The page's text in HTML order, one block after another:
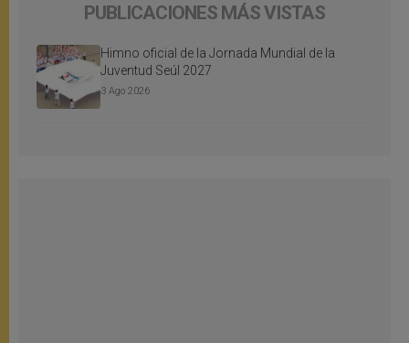
PUBLICACIONES MÁS VISTAS
Himno oficial de la Jornada Mundial de la
Juventud Seúl 2027
3 Ago 2026